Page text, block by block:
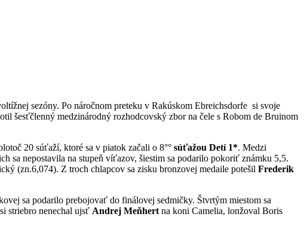
sezóny. Po náročnom preteku v Rakúskom Ebreichsdorfe si svoje
šesťčlenný medzinárodný rozhodcovský zbor na čele s Robom de Bruinom
20 súťaží, ktoré sa v piatok začali o 8°° súťažou Detí 1*. Medzi
sa nepostavila na stupeň víťazov, šiestim sa podarilo pokoriť známku 5,5.
(zn.6,074). Z troch chlapcov sa zisku bronzovej medaile potešil Frederik
sa podarilo prebojovať do finálovej sedmičky. Štvrtým miestom sa
striebro nenechal ujsť Andrej Meňhert na koni Camelia, lonžoval Boris